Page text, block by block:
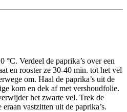
Verdeel de paprika’s over een
en rooster ze 30-40 min. tot het vel
om. Haal de paprika’s uit de
kom en dek af met vershoudfolie.
het zwarte vel. Trek de
eraan vastzitten uit de paprika’s.